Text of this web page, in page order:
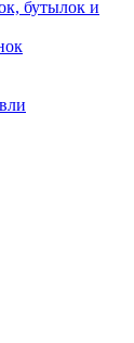
бутылок и